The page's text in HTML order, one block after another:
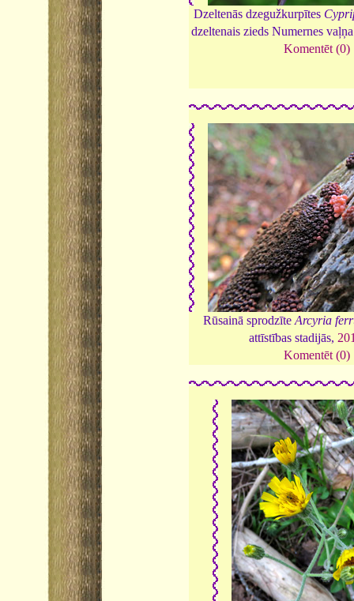
Dzeltenās dzegužkurpītes
dzeltenais zieds Numernes
Komentēt (0)
Rūsainā sprodzīteArcyria
attīstības stadijās,
Komentēt (0)